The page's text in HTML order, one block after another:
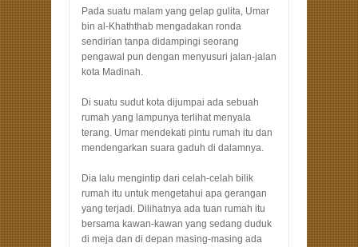
Pada suatu malam yang gelap gulita, Umar
bin al-Khaththab mengadakan ronda
sendirian tanpa didampingi seorang
pengawal pun dengan menyusuri jalan-jalan
kota Madinah.
Di suatu sudut kota dijumpai ada sebuah
rumah yang lampunya terlihat menyala
terang. Umar mendekati pintu rumah itu dan
mendengarkan suara gaduh di dalamnya.
Dia lalu mengintip dari celah-celah bilik
rumah itu untuk mengetahui apa gerangan
yang terjadi. Dilihatnya ada tuan rumah itu
bersama kawan-kawan yang sedang duduk
di meja dan di depan masing-masing ada